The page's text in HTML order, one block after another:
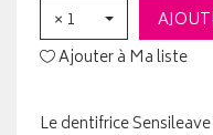
× 1
Ajouter à Ma liste
Le dentifrice